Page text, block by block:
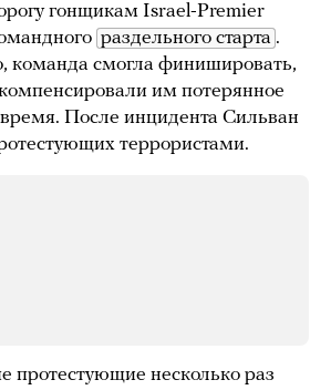
гонщикам Israel-Premier
раздельного старта .
команда смогла финишировать,
им потерянное
время. После инцидента Сильван
террористами.
протестующие несколько раз